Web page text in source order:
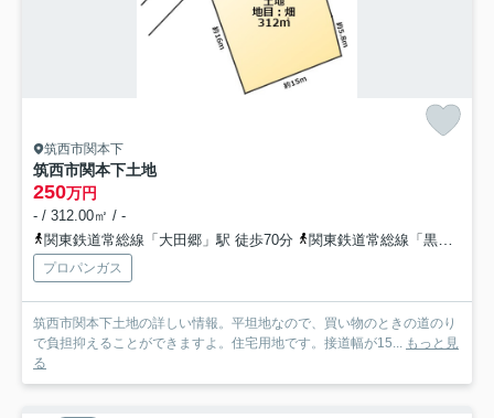
筑西市関本下
筑西市関本下土地
250万円
- / 312.00㎡ / -
関東鉄道常総線「大田郷」駅 徒歩70分
関東鉄道常総線「黒子」駅 徒歩68分
プロパンガス
筑西市関本下土地の詳しい情報。平坦地なので、買い物のときの道のり
で負担抑えることができますよ。住宅用地です。接道幅が15...
もっと見
る